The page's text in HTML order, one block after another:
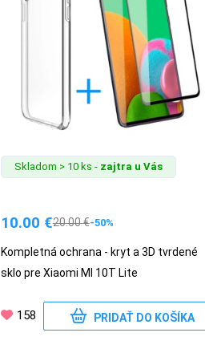
Skladom > 10 ks - zajtra u Vás
10.00 €20.00€-50%
Kompletná ochrana - kryt a 3D tvrdené
sklo pre Xiaomi MI 10T Lite
158 PRIDAŤ DO KOŠÍKA